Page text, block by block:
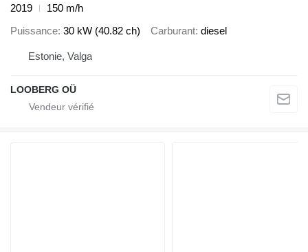
2019
150 m/h
Puissance 30 kW (40.82 ch) Carburant diesel
Estonie, Valga
LOOBERG OÜ